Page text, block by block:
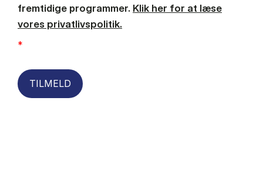
fremtidige programmer. Klik her for at læse
vores privatlivspolitik.
*
TILMELD